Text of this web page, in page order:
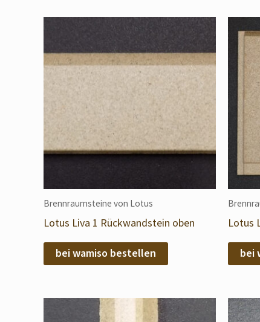
Brennraumsteine von Lotus
Lotus Liva 1 Rückwandstein oben
bei wamiso bestellen
Lotus
bei